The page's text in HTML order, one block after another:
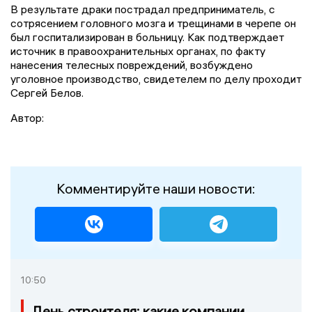
В результате драки пострадал предприниматель, с
сотрясением головного мозга и трещинами в черепе он
был госпитализирован в больницу. Как подтверждает
источник в правоохранительных органах, по факту
нанесения телесных повреждений, возбуждено
уголовное производство, свидетелем по делу проходит
Сергей Белов.
Автор:
Комментируйте наши новости:
10:50